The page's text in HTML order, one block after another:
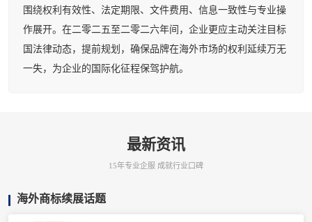
围绕权利有效性、法定期限、文件费用、信息一致性与专业操
作展开。在二零二五至二零二六年间，企业更应主动关注目标
国法律动态，提前规划，确保品牌在海外市场的权利延续万无
一失，为企业的国际化征程保驾护航。
最新资讯
15年专业企服 成就行业口碑
海外商标续展话题